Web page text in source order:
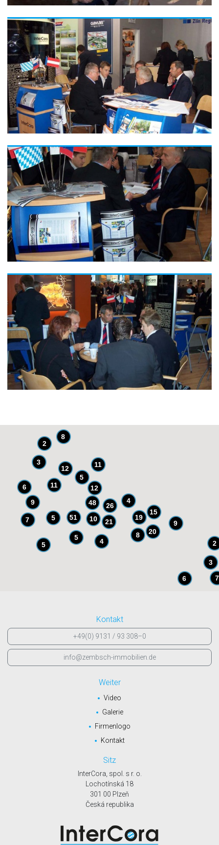
15
21
20
26
51
48
6
9
19
5
11
11
12
7
4
4
5
8
12
2
8
6
10
7
5
9
3
5
3
2
Kontakt
+49(0) 9131 / 93 308–0
info@zembsch-immobilien.de
Weiter
Video
Galerie
Firmenlogo
Kontakt
Sitz
InterCora, spol. s r. o.
Lochotínská 18
301 00 Plzeň
Česká republika